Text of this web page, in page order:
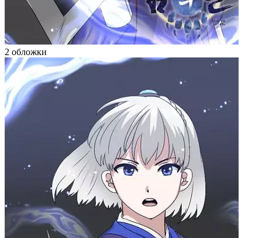
2 обложки